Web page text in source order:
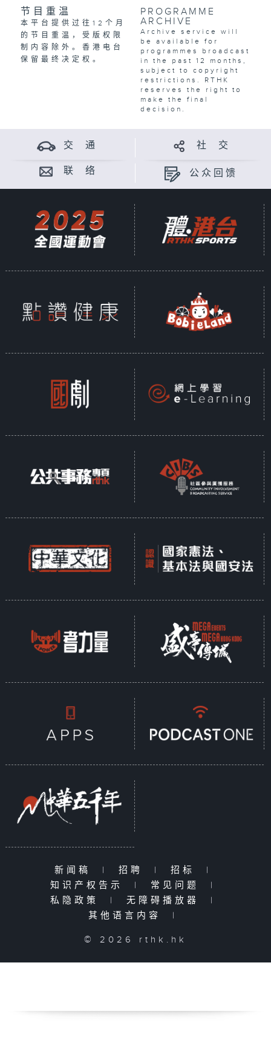
节目重温
本平台提供过往12个月
的节目重温，受版权限
制内容除外。香港电台
保留最终决定权。
PROGRAMME
ARCHIVE
Archive service will
be available for
programmes broadcast
in the past 12 months,
subject to copyright
restrictions. RTHK
reserves the right to
make the final
decision.
交 通 社 交
联 络 公众回馈
新闻稿 | 招聘 | 招标
|
知识产权告示
| 常见问题
|
私隐政策
| 无障碍播放器
|
其他语言内容
|
© 2026 rthk.hk